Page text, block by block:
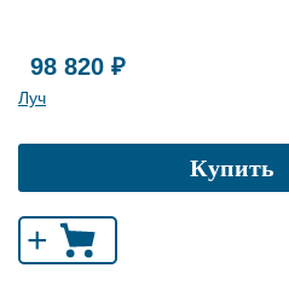
98 820 ₽
Луч
Купить
+